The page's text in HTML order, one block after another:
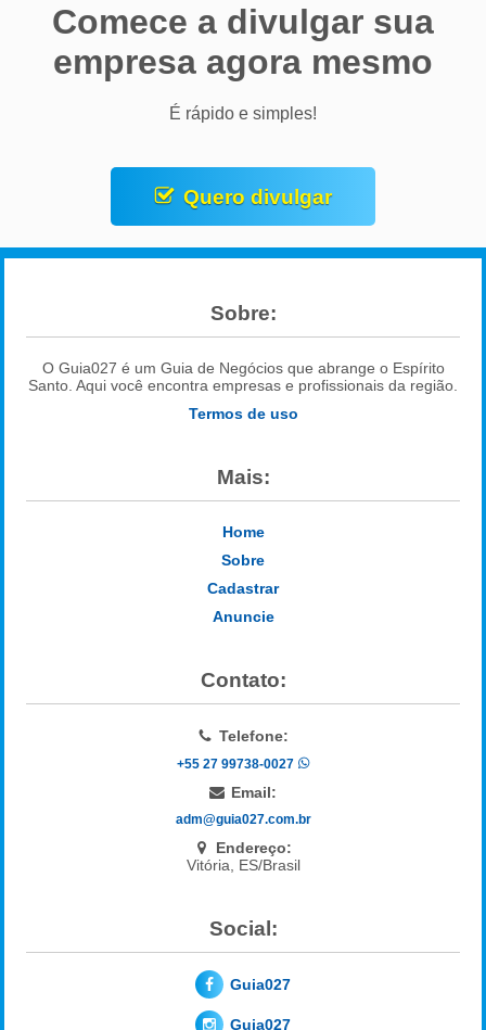
Comece a divulgar sua
empresa agora mesmo
É rápido e simples!
Quero divulgar
Sobre:
O Guia027 é um Guia de Negócios que abrange o Espírito
Santo. Aqui você encontra empresas e profissionais da região.
Termos de uso
Mais:
Home
Sobre
Cadastrar
Anuncie
Contato:
Telefone:
+55 27 99738-0027
Email:
adm@guia027.com.br
Endereço:
Vitória, ES/Brasil
Social:
Guia027
Guia027